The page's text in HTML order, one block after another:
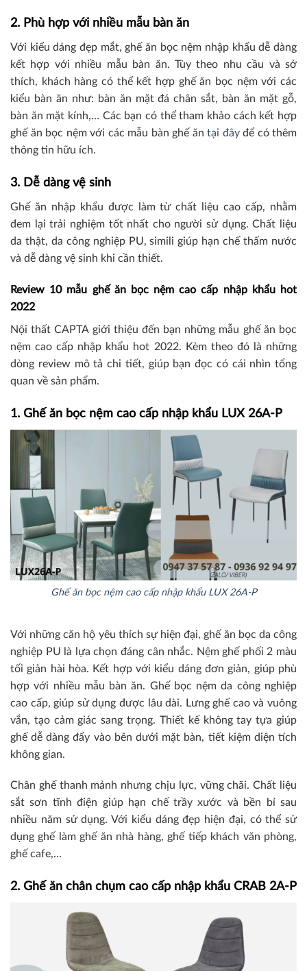
2. Phù hợp với nhiều mẫu bàn ăn
Với kiểu dáng đẹp mắt, ghế ăn bọc nệm nhập khẩu dễ dàng
kết hợp với nhiều mẫu bàn ăn. Tùy theo nhu cầu và sở
thích, khách hàng có thể kết hợp ghế ăn bọc nệm với các
kiểu bàn ăn như: bàn ăn mặt đá chân sắt, bàn ăn mặt gỗ,
bàn ăn mặt kính,… Các bạn có thể tham khảo cách kết hợp
ghế ăn bọc nệm với các mẫu bàn ghế ăn tại đâyđể có thêm
thông tin hữu ích.
3. Dễ dàng vệ sinh
Ghế ăn nhập khẩu được làm từ chất liệu cao cấp, nhằm
đem lại trải nghiệm tốt nhất cho người sử dụng. Chất liệu
da thật, da công nghiệp PU, simili giúp hạn chế thấm nước
và dễ dàng vệ sinh khi cần thiết.
Review 10 mẫu ghế ăn bọc nệm cao cấp nhập khẩu hot
2022
Nội thất CAPTA giới thiệu đến bạn những mẫu ghế ăn bọc
nệm cao cấp nhập khẩu hot 2022. Kèm theo đó là những
dòng review mô tả chi tiết, giúp bạn đọc có cái nhìn tổng
quan về sản phẩm.
1. Ghế ăn bọc nệm cao cấp nhập khẩu LUX 26A-P
Ghế ăn bọc nệm cao cấp nhập khẩu LUX 26A-P
Với những căn hộ yêu thích sự hiện đại, ghế ăn bọc da công
nghiệp PU là lựa chọn đáng cân nhắc. Nệm ghế phối 2 màu
tối giản hài hòa. Kết hợp với kiểu dáng đơn giản, giúp phù
hợp với nhiều mẫu bàn ăn. Ghế bọc nệm da công nghiệp
cao cấp, giúp sử dụng được lâu dài. Lưng ghế cao và vuông
vắn, tạo cảm giác sang trọng. Thiết kế không tay tựa giúp
ghế dễ dàng đẩy vào bên dưới mặt bàn, tiết kiệm diện tích
không gian.
Chân ghế thanh mảnh nhưng chịu lực, vững chãi. Chất liệu
sắt sơn tĩnh điện giúp hạn chế trầy xước và bền bỉ sau
nhiều năm sử dụng. Với kiểu dáng đẹp hiện đại, có thể sử
dụng ghế làm ghế ăn nhà hàng, ghế tiếp khách văn phòng,
ghế cafe,…
2. Ghế ăn chân chụm cao cấp nhập khẩu CRAB 2A-P